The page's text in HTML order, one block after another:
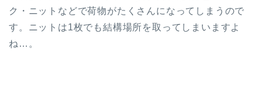
ク・ニットなどで荷物がたくさんになってしまうので
す。ニットは1枚でも結構場所を取ってしまいますよ
ね…。